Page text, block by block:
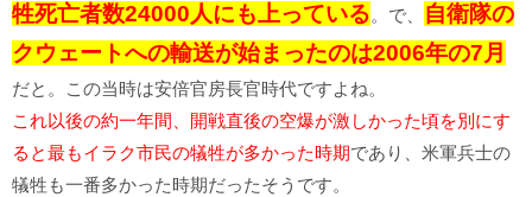
牲死亡者数24000人にも上っている。で、
自衛隊の
クウェートへの輸送が始まったのは2006年の7月
だと。この当時は安倍官房長官時代ですよね。
これ以後の約一年間、開戦直後の空爆が激しかった頃を別にす
ると最もイラク市民の犠牲が多かった時期であり、米軍兵士の
犠牲も一番多かった時期だったそうです。